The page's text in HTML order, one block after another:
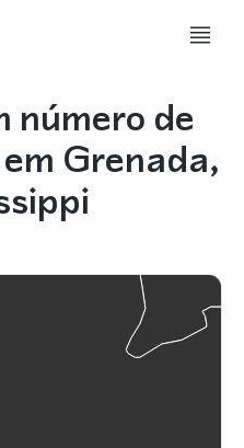
número de
Grenada,